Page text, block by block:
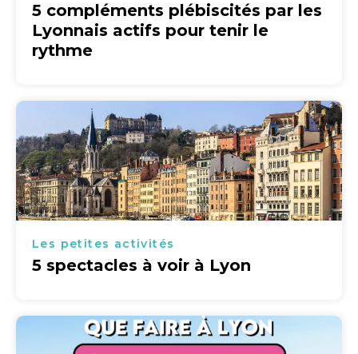
5 compléments plébiscités par les
Lyonnais actifs pour tenir le
rythme
Les petites activités
5 spectacles à voir à Lyon